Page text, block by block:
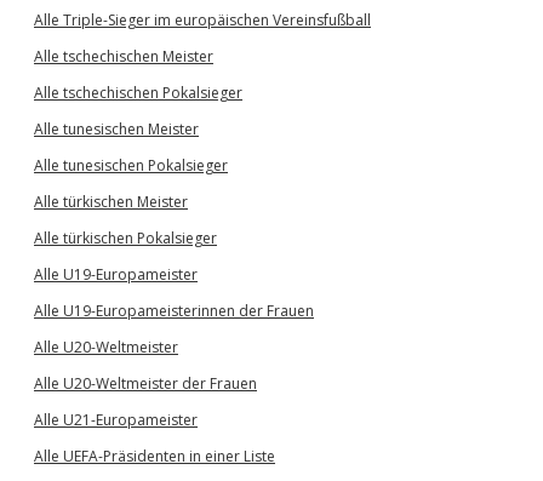
Alle Triple-Sieger im europäischen Vereinsfußball
Alle tschechischen Meister
Alle tschechischen Pokalsieger
Alle tunesischen Meister
Alle tunesischen Pokalsieger
Alle türkischen Meister
Alle türkischen Pokalsieger
Alle U19-Europameister
Alle U19-Europameisterinnen der Frauen
Alle U20-Weltmeister
Alle U20-Weltmeister der Frauen
Alle U21-Europameister
Alle UEFA-Präsidenten in einer Liste